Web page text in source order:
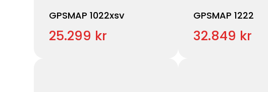
GPSMAP 1022xsv
25.299 kr
GPSMAP 1222
32.849 kr